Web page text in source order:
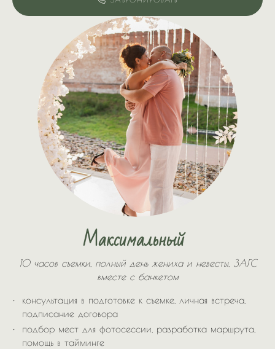
Максимальный
10 часов съемки, полный день жениха и невесты, ЗАГС
вместе с банкетом
консультация в подготовке к съемке, личная встреча,
подписание договора
подбор мест для фотосессии, разработка маршрута,
помощь в тайминге